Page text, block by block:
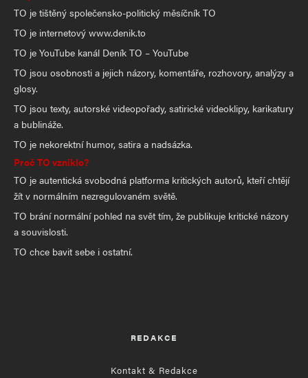
TO je tištěný společensko-politický měsíčník TO
TO je internetový www.denik.to
TO je YouTube kanál Deník TO – YouTube
TO jsou osobnosti a jejich názory, komentáře, rozhovory, analýzy a
glosy.
TO jsou texty, autorské videopořady, satirické videoklipy, karikatury
a bublináže.
TO je nekorektní humor, satira a nadsázka.
Proč TO vzniklo?
TO je autentická svobodná platforma kritických autorů, kteří chtějí
žít v normálním nezregulovaném světě.
TO brání normální pohled na svět tím, že publikuje kritické názory
a souvislosti.
TO chce bavit sebe i ostatní.
REDAKCE
Kontakt & Redakce